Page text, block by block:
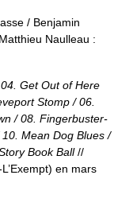
/ Benjamin
Naulleau :
Get Out of Here
Stomp / 06.
/ 08. Fingerbuster-
Mean Dog Blues /
Book Ball//
en mars